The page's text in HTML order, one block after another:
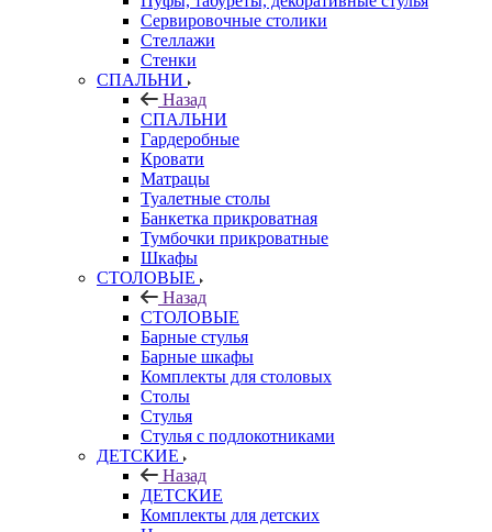
Сервировочные столики
Стеллажи
Стенки
СПАЛЬНИ
Назад
СПАЛЬНИ
Гардеробные
Кровати
Матрацы
Туалетные столы
Банкетка прикроватная
Тумбочки прикроватные
Шкафы
СТОЛОВЫЕ
Назад
СТОЛОВЫЕ
Барные стулья
Барные шкафы
Комплекты для столовых
Столы
Стулья
Стулья с подлокотниками
ДЕТСКИЕ
Назад
ДЕТСКИЕ
Комплекты для детских